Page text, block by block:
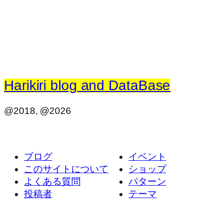
Harikiri blog and DataBase
@2018, @2026
ブログ
このサイトについて
よくある質問
投稿者
イベント
ショップ
パターン
テーマ